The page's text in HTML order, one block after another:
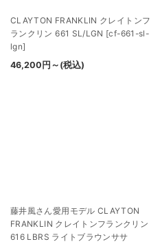
CLAYTON FRANKLIN クレイトンフ
ランクリン 661 SL/LGN [cf-661-sl-
lgn]
46,200 円 ～ (税込)
藤井風さん愛用モデル CLAYTON
FRANKLIN クレイトンフランクリン
616 LBRS ライトブラウンササ